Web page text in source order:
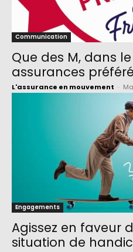
Communication
Que des M, dans
assurances
L'assurance en mouvement
Engagements
Agissez en faveur
situation de